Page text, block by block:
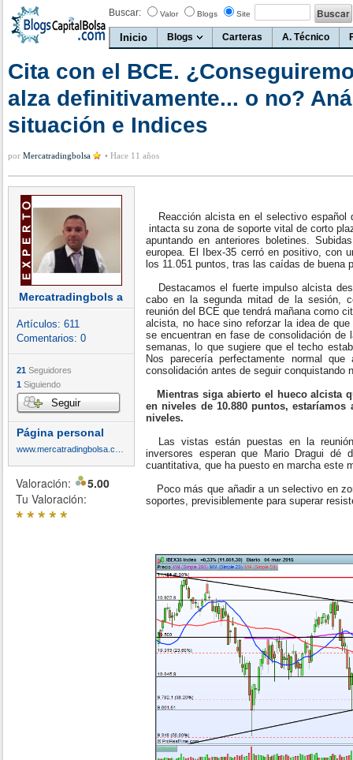
Buscar: Valor Blogs Site
Inicio Blogs Carteras A. Técnico
Cita con el BCE.
alza definitivamente... o no?
situación e Indices
por Mercatradingbolsa • Hace 11 años
Mercatradingbols a
Artículos: 611
Comentarios: 0
21 Seguidores
1 Siguiendo
Seguir
Página personal
Valoración:
5.00
Tu Valoración:
*****
Reacción alcista en el selectivo español
intacta su zona de soporte vital de corto
apuntando en anteriores boletines.
europea. El Ibex-35 cerró en positivo, con
los 11.051 puntos, tras las caídas de buena
Destacamos el fuerte impulso alcista
cabo en la segunda mitad de la sesión,
reunión del BCE que tendrá mañana como
alcista, no hace sino reforzar la idea de
se encuentran en fase de consolidación
semanas, lo que sugiere que el techo
Nos parecería perfectamente normal
consolidación antes de seguir conquistando
Mientras siga abierto el hueco alcista
en niveles de 10.880 puntos,
niveles.
Las vistas están puestas en la
inversores esperan que Mario Dragui dé
cuantitativa, que ha puesto en marcha este
Poco más que añadir a un selectivo en
soportes, previsiblemente para superar